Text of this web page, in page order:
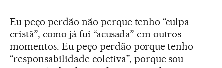
Eu peço perdão não porque tenho “culpa
cristã”, como já fui “acusada” em outros
momentos. Eu peço perdão porque tenho
“responsabilidade coletiva”, porque sou